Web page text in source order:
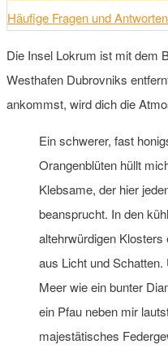
Häufige Fragen und
Die Insel Lokrum ist mit dem
Westhafen Dubrovniks
ankommst, wird dich die
Ein schwerer, fast
Orangenblüten hüllt
Klebsame, der hier
beansprucht. In den
altehrwürdigen
aus Licht und
Meer wie ein bunter
ein Pfau neben mir
majestätisches